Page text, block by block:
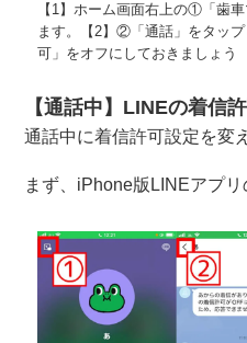
【1】ホーム画面右上の①「歯
ます。【2】②「通話」をタッ
可」をオフにしておきましょう
【通話中】LINEの着信
通話中に着信許可設定を変
まず、iPhone版LINEアプリ